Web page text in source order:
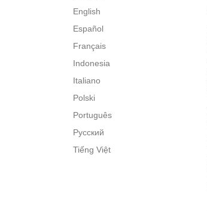
English
Español
Français
Indonesia
Italiano
Polski
Português
Русский
Tiếng Việt